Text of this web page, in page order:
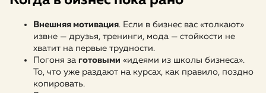
Внешняя мотивация. Если в бизнес вас «толкают»
извне — друзья, тренинги, мода — стойкости не
хватит на первые трудности.
Погоня за готовыми «идеями из школы бизнеса».
То, что уже раздают на курсах, как правило, поздно
копировать.